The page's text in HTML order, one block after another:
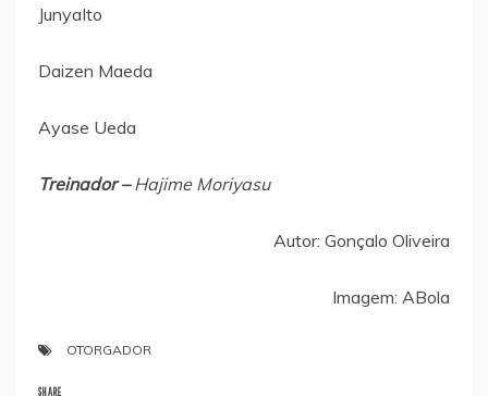
JunyaIto
Daizen Maeda
Ayase Ueda
Treinador –Hajime Moriyasu
Autor: Gonçalo Oliveira
Imagem: ABola
OTORGADOR
SHARE